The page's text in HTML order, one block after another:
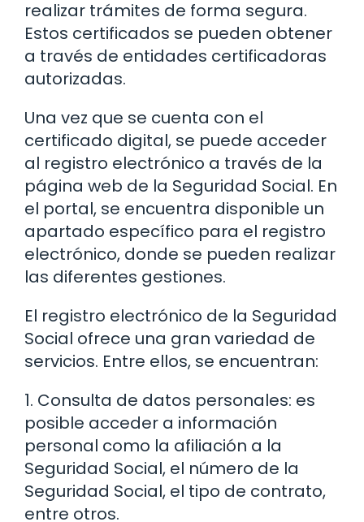
realizar trámites de forma segura.
Estos certificados se pueden obtener
a través de entidades certificadoras
autorizadas.
Una vez que se cuenta con el
certificado digital, se puede acceder
al registro electrónico a través de la
página web de la Seguridad Social. En
el portal, se encuentra disponible un
apartado específico para el registro
electrónico, donde se pueden realizar
las diferentes gestiones.
El registro electrónico de la Seguridad
Social ofrece una gran variedad de
servicios. Entre ellos, se encuentran:
1. Consulta de datos personales: es
posible acceder a información
personal como la afiliación a la
Seguridad Social, el número de la
Seguridad Social, el tipo de contrato,
entre otros.